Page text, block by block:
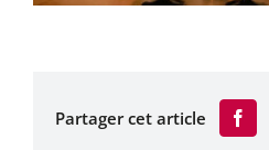
Partager cet article